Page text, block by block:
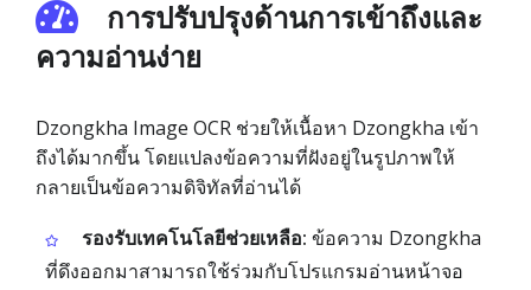
การปรับปรุงด้านการเข้าถึงและ
ความอ่านง่าย
Dzongkha Image OCR ช่วยให้เนื้อหา Dzongkha เข้า
ถึงได้มากขึ้น โดยแปลงข้อความที่ฝังอยู่ในรูปภาพให้
กลายเป็นข้อความดิจิทัลที่อ่านได้
รองรับเทคโนโลยีช่วยเหลือ: ข้อความ Dzongkha
ที่ดึงออกมาสามารถใช้ร่วมกับโปรแกรมอ่านหน้าจอ